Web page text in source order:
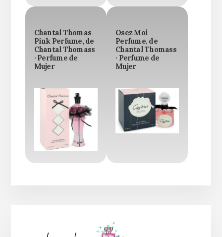
Chantal Thomas
Pink Perfume, de
Chantal Thomass
· Perfume de
Mujer
Osez Moi
Perfume, de
Chantal Thomass
· Perfume de
Mujer